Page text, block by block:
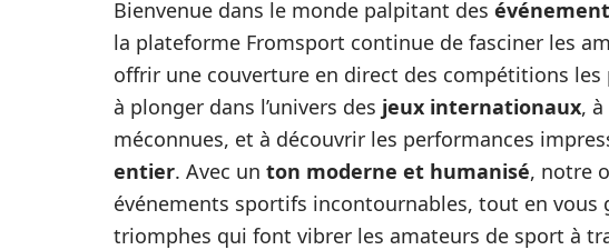
Bienvenue dans le monde palpitant des
la plateforme Fromsport continue de fasciner les
offrir une couverture en direct des compétitions
à plonger dans l’univers des jeux internationaux,
méconnues, et à découvrir les performances
entier. Avec un ton moderne et humanisé, notre
événements sportifs incontournables, tout en vous
triomphes qui font vibrer les amateurs de sport à